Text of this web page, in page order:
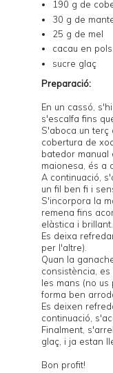
190 g de
30 g de
25 g de mel
cacau en pols
sucre glaç
Preparació:
En un cassó,
s'escalfa fins
S'aboca un terç
cobertura de
batedor manual
maionesa, és a
A continuació,
un fil ben fi i
S'incorpora la
remena fins
elàstica i brillant.
Es deixa
per l'altre).
Quan la
consistència,
les mans (no us
forma ben
Es deixen
continuació,
Finalment,
glaç, i ja estan
Bon profit!